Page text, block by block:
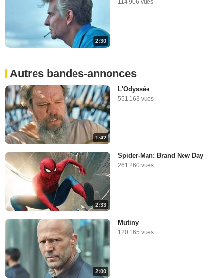
2:30
114 906 vues
Autres bandes-annonces
1:42
L'Odyssée
551 163 vues
2:33
Spider-Man: Brand New Day
261 260 vues
2:00
Mutiny
120 165 vues